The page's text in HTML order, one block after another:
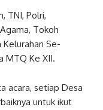
TNI, Polri,
Tokoh
Kelurahan Se-
MTQ Ke XII.
acara, setiap Desa
untuk ikut